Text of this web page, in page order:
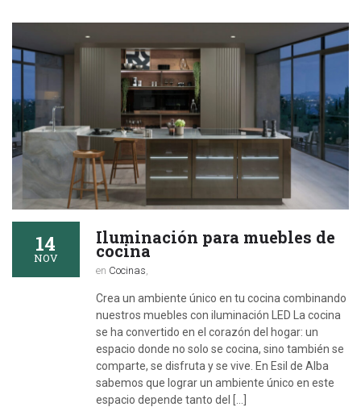
14
NOV
Iluminación para muebles de
cocina
en Cocinas
Crea un ambiente único en tu cocina combinando
nuestros muebles con iluminación LED La cocina
se ha convertido en el corazón del hogar: un
espacio donde no solo se cocina, sino también se
comparte, se disfruta y se vive. En Esil de Alba
sabemos que lograr un ambiente único en este
espacio depende tanto del […]